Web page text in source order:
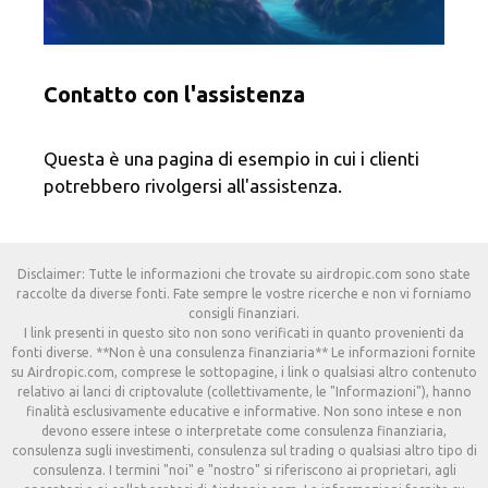
Contatto con l'assistenza
Questa è una pagina di esempio in cui i clienti
potrebbero rivolgersi all'assistenza.
Disclaimer: Tutte le informazioni che trovate su airdropic.com sono state
raccolte da diverse fonti. Fate sempre le vostre ricerche e non vi forniamo
consigli finanziari.
I link presenti in questo sito non sono verificati in quanto provenienti da
fonti diverse. **Non è una consulenza finanziaria** Le informazioni fornite
su Airdropic.com, comprese le sottopagine, i link o qualsiasi altro contenuto
relativo ai lanci di criptovalute (collettivamente, le "Informazioni"), hanno
finalità esclusivamente educative e informative. Non sono intese e non
devono essere intese o interpretate come consulenza finanziaria,
consulenza sugli investimenti, consulenza sul trading o qualsiasi altro tipo di
consulenza. I termini "noi" e "nostro" si riferiscono ai proprietari, agli